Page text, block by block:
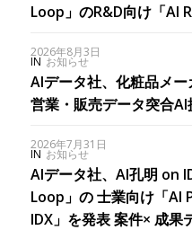
Loop」のR&D向け「AI
2026年8月3日
IN お知らせ
AIデータ社、化粧品メー
営業・販売データ突合AI
2026年7月31日
IN お知らせ
AIデータ社、AI孔明 on
Loop」の 士業向け「
IDX」を発表 案件× 成果